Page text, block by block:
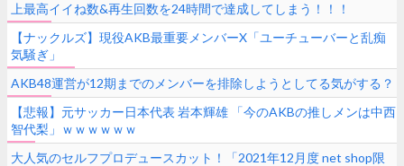
上最高イイね数&再生回数を24時間で達成してしまう！！！
【ナックルズ】現役AKB最重要メンバーX「ユーチューバーと乱痴
気騒ぎ」
AKB48運営が12期までのメンバーを排除しようとしてる気がする？
【悲報】元サッカー日本代表 岩本輝雄 「今のAKBの推しメンは中西
智代梨」ｗｗｗｗｗｗ
大人気のセルフプロデュースカット！「2021年12月度 net shop限